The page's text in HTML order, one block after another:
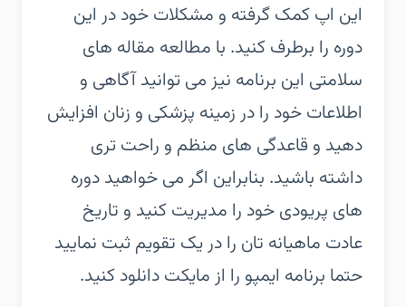
این اپ کمک گرفته و مشکلات خود در این
دوره را برطرف کنید. با مطالعه مقاله های
سلامتی این برنامه نیز می توانید آگاهی و
اطلاعات خود را در زمینه پزشکی و زنان افزایش
دهید و قاعدگی های منظم و راحت تری
داشته باشید. بنابراین اگر می خواهید دوره
های پریودی خود را مدیریت کنید و تاریخ
عادت ماهیانه تان را در یک تقویم ثبت نمایید
حتما برنامه ایمپو را از مایکت دانلود کنید.